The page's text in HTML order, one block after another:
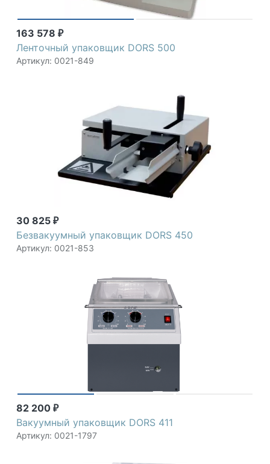
163 578 ₽
Ленточный упаковщик DORS 500
Артикул: 0021-849
30 825 ₽
Безвакуумный упаковщик DORS 450
Артикул: 0021-853
82 200 ₽
Вакуумный упаковщик DORS 411
Артикул: 0021-1797